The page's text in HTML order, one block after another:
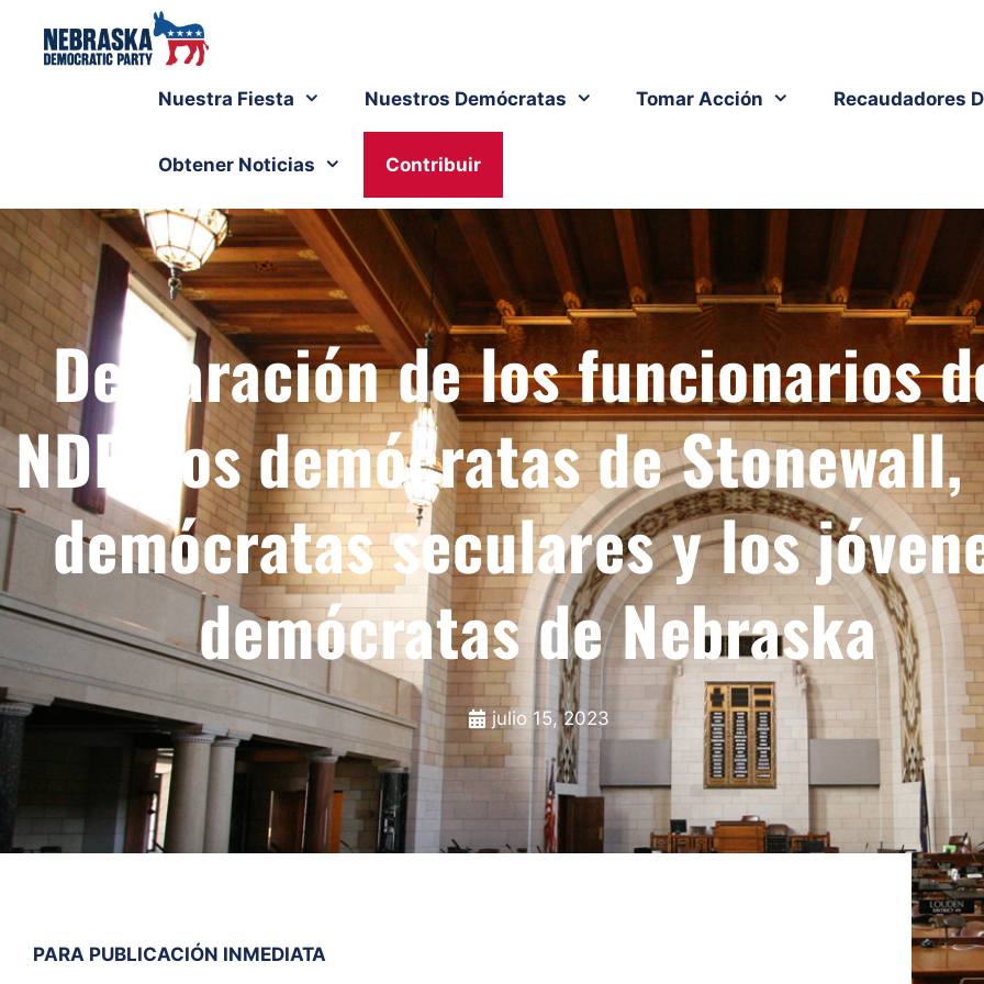
Nuestra Fiesta Nuestros Demócratas Tomar Acción Recaudadores
Obtener Noticias Contribuir
Declaración de los funcionarios
NDP, los demócratas de
demócratas seculares y los
demócratas de Nebraska
julio 15, 2023
PARA PUBLICACIÓN INMEDIATA